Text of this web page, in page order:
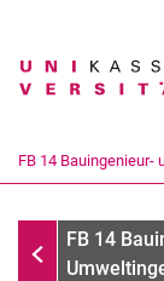
Suchbegriff
FB 14 Bauingenieur-
Alle Termine
FB 14